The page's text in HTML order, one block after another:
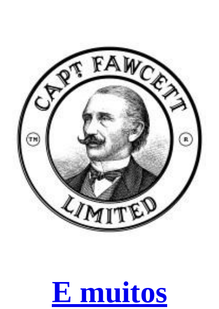
E muitos